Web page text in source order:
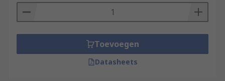
Both small and large cross-section cables
can be crimped, which offers versatility for a
wide range of applications.
Types of crimp blade terminals
Toevoegen
Datasheets